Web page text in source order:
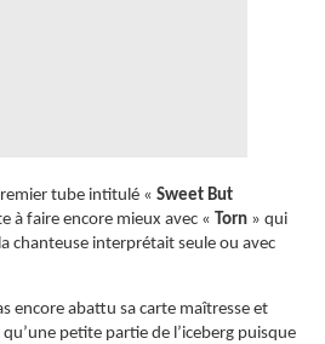
tube intitulé « Sweet But
à faire encore mieux avec « Torn » qui
chanteuse interprétait seule ou avec
encore abattu sa carte maîtresse et
petite partie de l’iceberg puisque